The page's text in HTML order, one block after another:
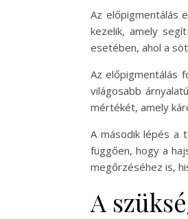
Az előpigmentálás
kezelik, amely
esetében, ahol a
Az előpigmentálás
világosabb
mértékét, amely
A második lépés a
függően, hogy a
megőrzéséhez is,
A